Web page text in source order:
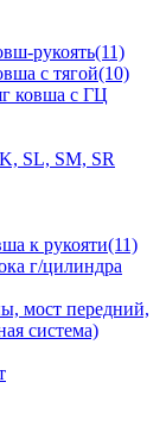
рукоять(11)
с тягой(10)
ковша с ГЦ
SL, SM, SR
к рукояти(11)
г/цилиндра
мост передний,
система)